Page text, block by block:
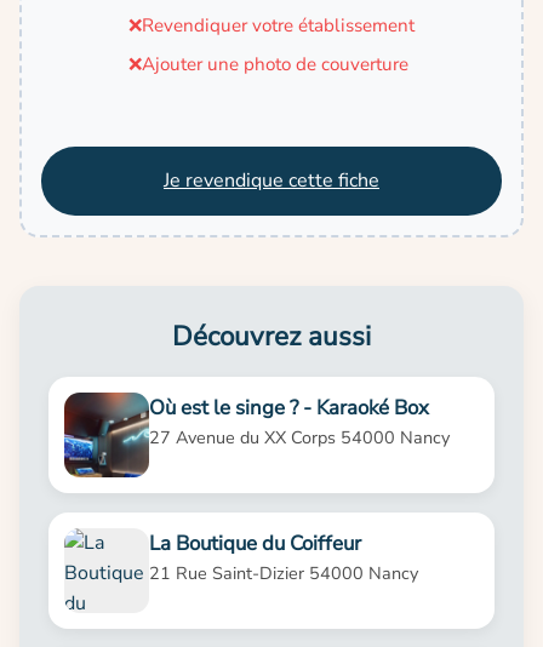
❌Revendiquer votre établissement
❌Ajouter une photo de couverture
Je revendique cette fiche
Découvrez aussi
Où est le singe ? - Karaoké Box
27 Avenue du XX Corps 54000 Nancy
La Boutique du Coiffeur
21 Rue Saint-Dizier 54000 Nancy